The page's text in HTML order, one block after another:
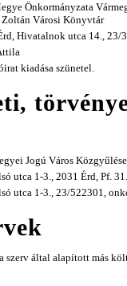
Önkormányzata
Zoltán Városi Könyvtár
Hivatalnok utca 14., 23/
kiadása szünetel.
Jogú Város Közgyűlése
utca 1-3., 2031 Érd, Pf.
utca 1-3., 23/522301,
szerv által alapított más